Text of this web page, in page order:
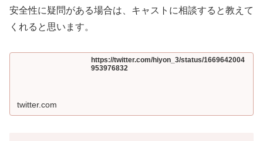
安全性に疑問がある場合は、キャストに相談すると教えて
くれると思います。
https://twitter.com/hiyon_3/status/1669642004
953976832
twitter.com